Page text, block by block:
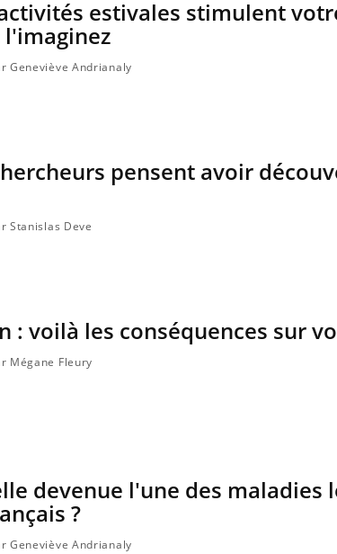
estivales stimulent
l'imaginez
Geneviève Andrianaly
pensent avoir
Stanislas Deve
: voilà les conséquences sur
Mégane Fleury
devenue l'une des maladies
?
Geneviève Andrianaly
Fortes chaleurs : pourquoi
le risque de noyade
grimpe-t-il ?